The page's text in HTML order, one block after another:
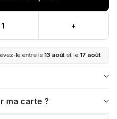
+
le entre le13 août et le 17 août
ma carte ?